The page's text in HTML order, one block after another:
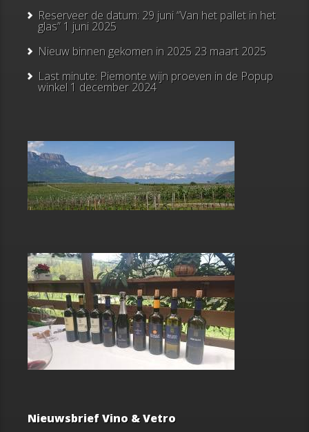
Reserveer de datum: 29 juni “Van het pallet in het
glas” 1 juni 2025
Nieuw binnen gekomen in 2025 23 maart 2025
Last minute: Piemonte wijn proeven in de Popup
winkel 1 december 2024
Nieuwsbrief Vino & Vetro